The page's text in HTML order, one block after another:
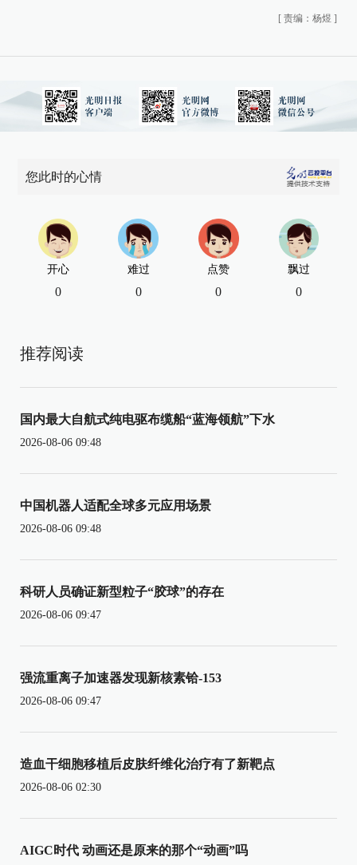
[ 责编：杨煜 ]
您此时的心情
开心
0
难过
0
点赞
0
飘过
0
推荐阅读
国内最大自航式纯电驱布缆船“蓝海领航”下水
2026-08-06 09:48
中国机器人适配全球多元应用场景
2026-08-06 09:48
科研人员确证新型粒子“胶球”的存在
2026-08-06 09:47
强流重离子加速器发现新核素铪-153
2026-08-06 09:47
造血干细胞移植后皮肤纤维化治疗有了新靶点
2026-08-06 02:30
AIGC时代 动画还是原来的那个“动画”吗